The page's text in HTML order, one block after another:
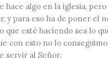
hace algo en la iglesia,
y para eso ha de poner el
que esté haciendo sea lo
con esto no lo
servir al Señor.